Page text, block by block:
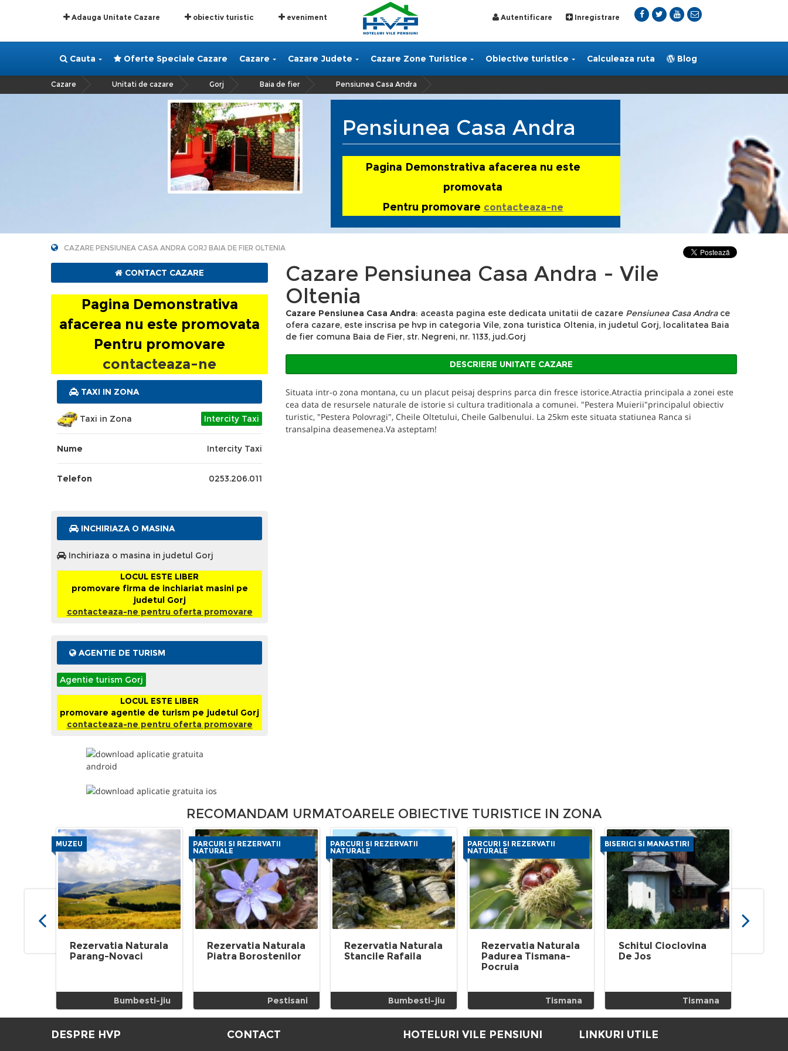
Adauga Unitate Cazare obiectiv turistic eveniment Autentificare Inregistrare
Cauta Oferte Speciale Cazare Cazare Cazare Judete Cazare Zone Turistice Obiective turistice Calculeaza ruta Blog
Cazare Unitati de cazare Gorj Baia de fier Pensiunea Casa Andra
Pensiunea Casa Andra
Pagina Demonstrativa afacerea nu este
promovata
Pentru promovare contacteaza-ne
CAZARE PENSIUNEA CASA ANDRA GORJ BAIA DE FIER OLTENIA
CONTACT CAZARE
Pagina Demonstrativa
afacerea nu este promovata
Pentru promovare
contacteaza-ne
TAXI IN ZONA
Taxi in Zona Intercity Taxi
Nume Intercity Taxi
Telefon 0253.206.011
INCHIRIAZA O MASINA
Inchiriaza o masina in judetul Gorj
LOCUL ESTE LIBER
promovare firma de inchiariat masini pe
judetul Gorj
contacteaza-ne pentru oferta promovare
AGENTIE DE TURISM
Agentie turism Gorj
LOCUL ESTE LIBER
promovare agentie de turism pe judetul Gorj
contacteaza-ne pentru oferta promovare
Cazare Pensiunea Casa Andra - Vile
Oltenia
Cazare Pensiunea Casa Andra: aceasta pagina este dedicata unitatii de cazare Pensiunea Casa Andrace
ofera cazare, este inscrisa pe hvp in categoria Vile, zona turistica Oltenia, in judetul Gorj, localitatea Baia
de fier comuna Baia de Fier, str. Negreni, nr. 1133, jud.Gorj
DESCRIERE UNITATE CAZARE
Situata intr-o zona montana, cu un placut peisaj desprins parca din fresce istorice.Atractia principala a zonei este
cea data de resursele naturale de istorie si cultura traditionala a comunei. "Pestera Muierii"principalul obiectiv
turistic, "Pestera Polovragi", Cheile Oltetului, Cheile Galbenului. La 25km este situata statiunea Ranca si
transalpina deasemenea.Va asteptam!
RECOMANDAM URMATOARELE OBIECTIVE TURISTICE IN ZONA
MUZEU
Rezervatia Naturala
Parang-Novaci
Bumbesti-jiu
PARCURI SI REZERVATII
NATURALE
Rezervatia Naturala
Piatra Borostenilor
Pestisani
PARCURI SI REZERVATII
NATURALE
Rezervatia Naturala
Stancile Rafaila
Bumbesti-jiu
PARCURI SI REZERVATII
NATURALE
Rezervatia Naturala
Padurea Tismana-
Pocruia
Tismana
BISERICI SI MANASTIRI
Schitul Cioclovina
De Jos
Tismana
DESPRE HVP CONTACT HOTELURI VILE PENSIUNI LINKURI UTILE